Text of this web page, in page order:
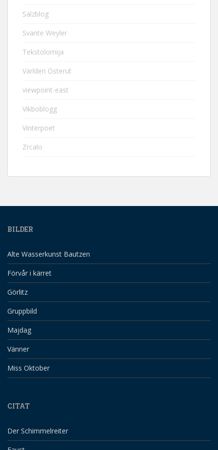
Salzblog
Svante Weyler
Tekstolomija
Världen Österut
viewpoint-east
Vikboblogg
Vinterpoet
Zrcalo
BILDER
Alte Wasserkunst Bautzen
Förvår i kärret
Görlitz
Gruppbild
Majdag
Vänner
Miss Oktober
CITAT
Der Schimmelreiter